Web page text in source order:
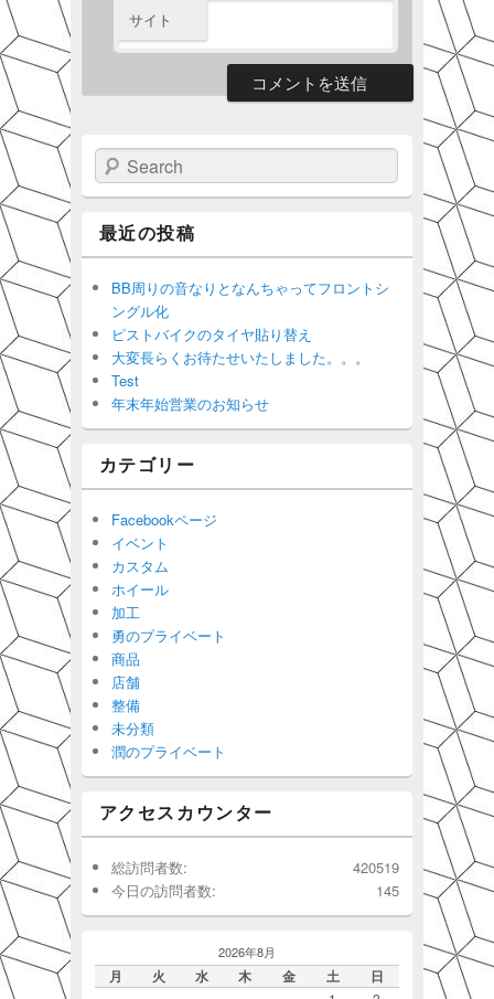
サイト
Search
最近の投稿
BB周りの音なりとなんちゃってフロントシ
ングル化
ピストバイクのタイヤ貼り替え
大変長らくお待たせいたしました。。。
Test
年末年始営業のお知らせ
カテゴリー
Facebookページ
イベント
カスタム
ホイール
加工
勇のプライベート
商品
店舗
整備
未分類
潤のプライベート
アクセスカウンター
420519
総訪問者数:
145
今日の訪問者数:
2026年8月
月 火 水 木 金 土 日